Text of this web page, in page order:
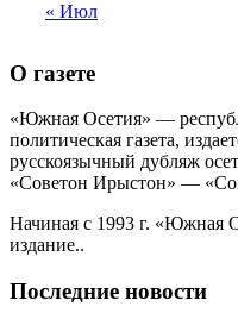
« Июл
О газете
«Южная Осетия» —
политическая газета,
русскоязычный дубляж
«Советон Ирыстон» —
Начиная с 1993 г. «Южная
издание..
Последние новости